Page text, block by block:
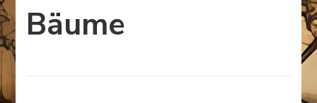
Bäume